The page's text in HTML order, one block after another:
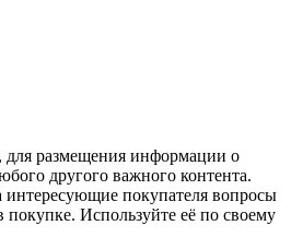
для размещения информации о
другого важного контента.
покупателя вопросы
покупке. Используйте её по своему